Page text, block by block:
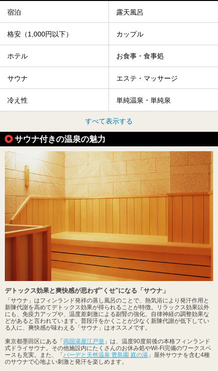
宿泊 露天風呂
格安（1,000円以下） カップル
ホテル お食事・食事処
サウナ エステ・マッサージ
冷え性 単純温泉・単純泉
すべて表示する
サウナ付きの温泉の魅力
デトックス効果と爽快感が思わず"くせ"になる「サウナ」
「サウナ」はフィンランド発祥の蒸し風呂のことで、熱気浴により発汗作用と
新陳代謝を高めてデトックス効果が得られることが特徴。リラックス効果以外
にも、免疫力アップや、温度差刺激による副腎の強化、自律神経の調整効果な
どがあると言われています。普段汗をかくことが少なく新陳代謝が低下してい
る人に、爽快感が味わえる「サウナ」はオススメです。
東京都墨田区にある「 両国湯屋江戸遊 」は、温度90度前後の本格フィンランド
式ドライサウナ。その他施設内にたくさんのお休み処やWi-Fi完備のワークスペ
ースも充実。また、「 バーデと天然温泉 豊島園 庭の湯 」屋外サウナを含む4種
のサウナで心地よい刺激と発汗を楽しめます。